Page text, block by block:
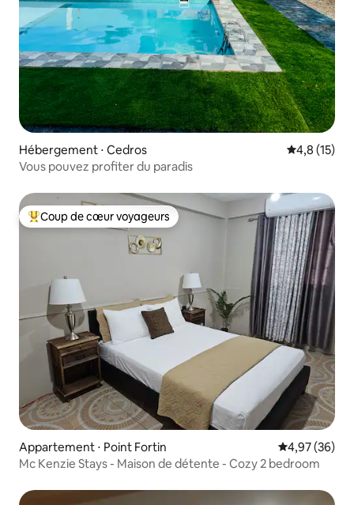
Hébergement ⋅ Cedros Évaluation
4,8 (15)
Vous pouvez profiter du paradis
Coups de cœur voyageurs les plus appréciés
Coup de cœur voyageurs
Appartement ⋅ Point Fortin Évaluation
4,97 (36)
Mc Kenzie Stays - Maison de détente - Cozy 2 bedroom